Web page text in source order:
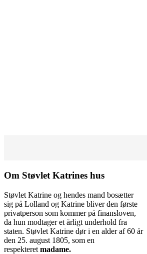
Om Støvlet Katrines hus
Støvlet Katrine og hendes mand bosætter
sig på Lolland og Katrine bliver den første
privatperson som kommer på finansloven,
da hun modtager et årligt underhold fra
staten. Støvlet Katrine dør i en alder af 60 år
den 25. august 1805, som en
respekteret madame.